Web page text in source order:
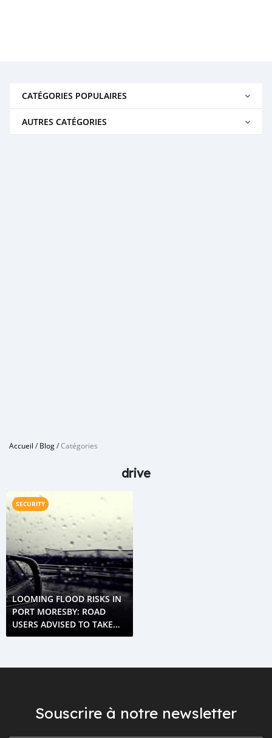
CATÉGORIES POPULAIRES
AUTRES CATÉGORIES
Accueil /Blog/Catégories
drive
SECURITY
LOOMING FLOOD RISKS IN
PORT MORESBY: ROAD
USERS ADVISED TO TAKE
CAUTION
Souscrire à notre newsletter